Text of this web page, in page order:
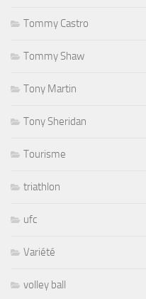
Tommy Castro
Tommy Shaw
Tony Martin
Tony Sheridan
Tourisme
triathlon
ufc
Variété
volley ball